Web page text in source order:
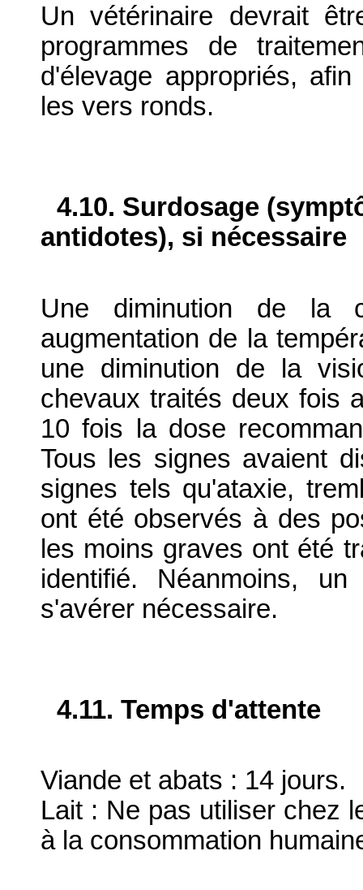
Un vétérinaire devrait
programmes de
d'élevage appropriés,
les vers ronds.
4.10. Surdosage
antidotes), si nécessaire
Une diminution de la
augmentation de la
une diminution de la
chevaux traités deux fois
10 fois la dose
Tous les signes avaient
signes tels qu'ataxie,
ont été observés à des
les moins graves ont été
identifié. Néanmoins,
s'avérer nécessaire.
4.11. Temps d'attente
Viande et abats : 14 jours.
Lait : Ne pas utiliser chez
à la consommation